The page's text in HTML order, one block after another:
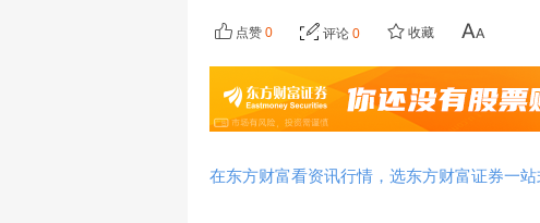
点赞 0 评论 0 收藏
在东方财富看资讯行情，选东方财富证券一